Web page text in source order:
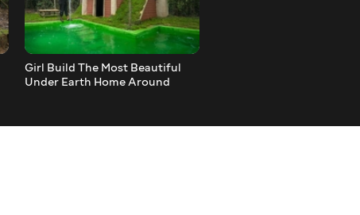
Girl Build The Most Beautiful
Under Earth Home Around